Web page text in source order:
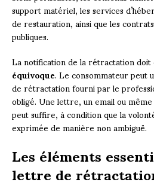
support matériel, les services
de restauration, ainsi que les
publiques.
La notification de la rétractation
équivoque. Le consommateur
de rétractation fourni par le
obligé. Une lettre, un email ou
peut suffire, à condition que la
exprimée de manière non ambiguë.
Les éléments
lettre de